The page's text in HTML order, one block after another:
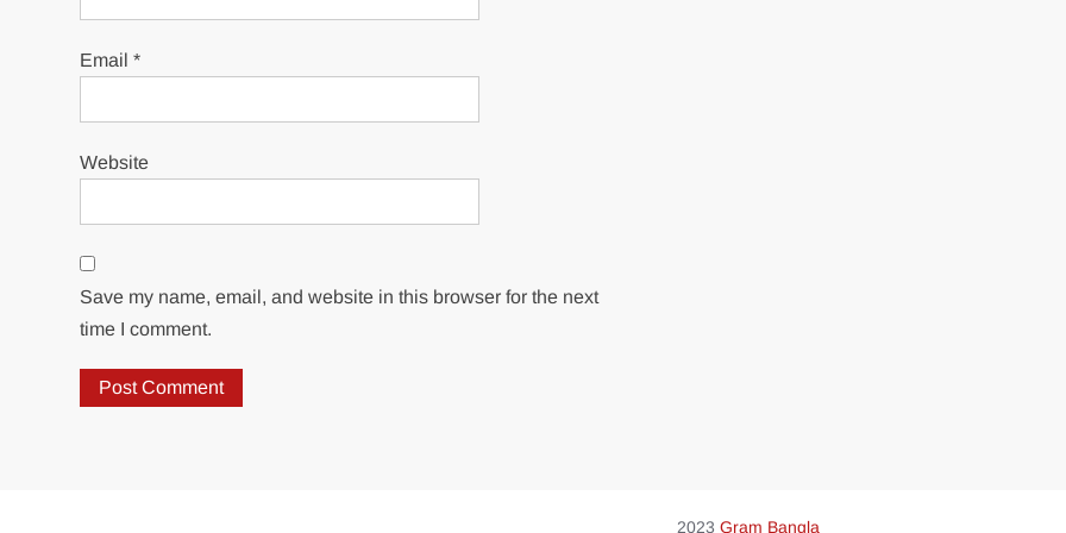
Email*
Website
Save my name, email, and website in this browser for the next
time I comment.
2023 Gram Bangla